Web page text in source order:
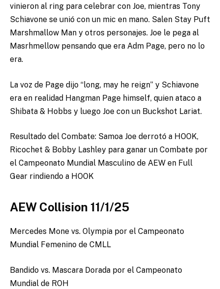
vinieron al ring para celebrar con Joe, mientras Tony
Schiavone se unió con un mic en mano. Salen Stay Puft
Marshmallow Man y otros personajes. Joe le pega al
Masrhmellow pensando que era Adm Page, pero no lo
era.
La voz de Page dijo “long, may he reign” y Schiavone
era en realidad Hangman Page himself, quien ataco a
Shibata & Hobbs y luego Joe con un Buckshot Lariat.
Resultado del Combate: Samoa Joe derrotó a HOOK,
Ricochet & Bobby Lashley para ganar un Combate por
el Campeonato Mundial Masculino de AEW en Full
Gear rindiendo a HOOK
AEW Collision 11/1/25
Mercedes Mone vs. Olympia por el Campeonato
Mundial Femenino de CMLL
Bandido vs. Mascara Dorada por el Campeonato
Mundial de ROH